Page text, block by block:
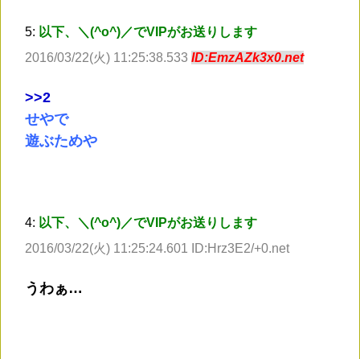
5: 以下、＼(^o^)／でVIPがお送りします
2016/03/22(火) 11:25:38.533 ID:EmzAZk3x0.net
>>2
せやで
遊ぶためや
4: 以下、＼(^o^)／でVIPがお送りします
2016/03/22(火) 11:25:24.601 ID:Hrz3E2/+0.net
うわぁ…